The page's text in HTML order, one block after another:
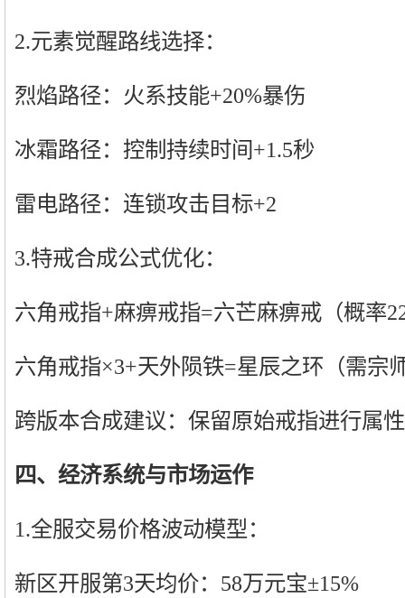
2.元素觉醒路线选择：
烈焰路径：火系技能+20%暴伤
冰霜路径：控制持续时间+1.5秒
雷电路径：连锁攻击目标+2
3.特戒合成公式优化：
六角戒指+麻痹戒指=六芒麻痹戒（概率
六角戒指×3+天外陨铁=星辰之环（需宗
跨版本合成建议：保留原始戒指进行属
四、经济系统与市场运作
1.全服交易价格波动模型：
新区开服第3天均价：58万元宝±15%